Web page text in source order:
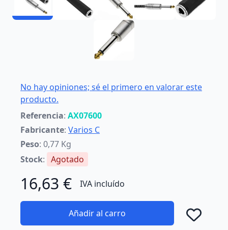
No hay opiniones; sé el primero en valorar este
producto.
Referencia: AX07600
Fabricante: Varios C
Peso: 0,77 Kg
Stock: Agotado
16,63 € IVA incluído
Añadir al carro